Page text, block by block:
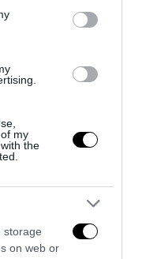
my
the
storage
on web or
di Parma: quando